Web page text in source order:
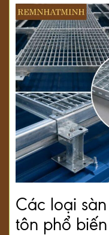
Các loại
tôn phổ biến